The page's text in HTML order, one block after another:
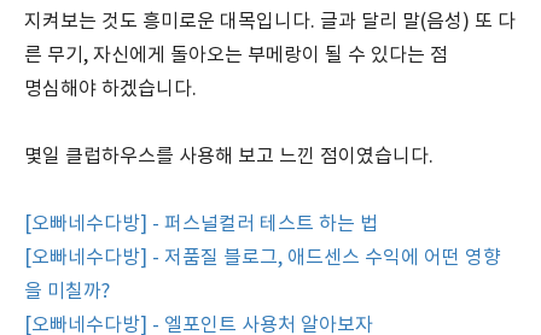
지켜보는 것도 흥미로운 대목입니다. 글과 달리 말(음성) 또 다
른 무기, 자신에게 돌아오는 부메랑이 될 수 있다는 점
명심해야 하겠습니다.
몇일 클럽하우스를 사용해 보고 느낀 점이였습니다.
[오빠네수다방] - 퍼스널컬러 테스트 하는 법
[오빠네수다방] - 저품질 블로그, 애드센스 수익에 어떤 영향
을 미칠까?
[오빠네수다방] - 엘포인트 사용처 알아보자